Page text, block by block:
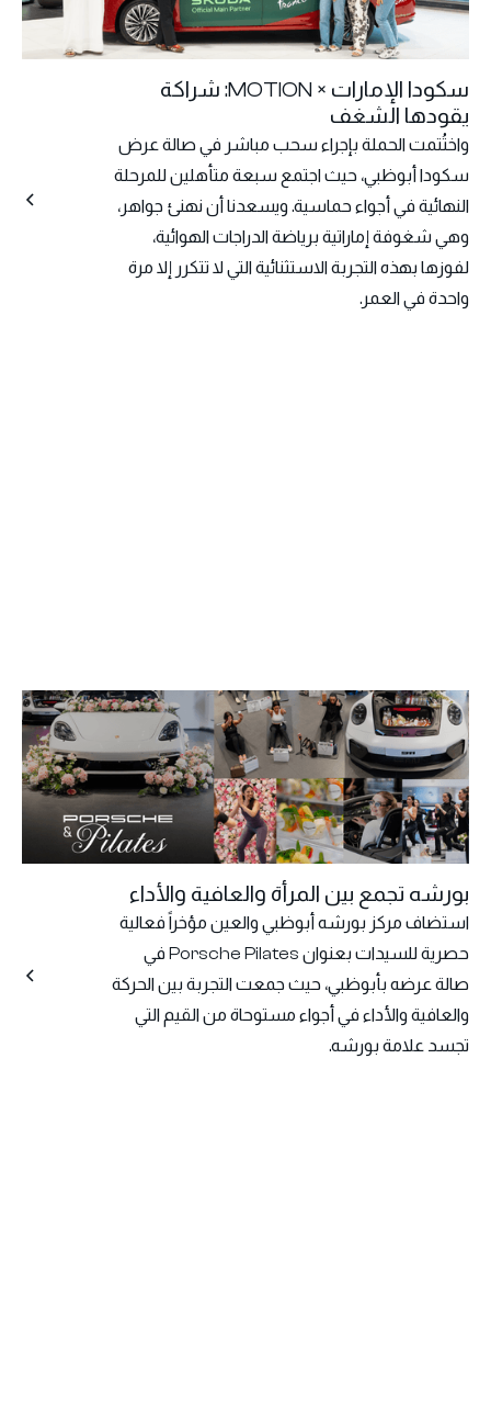
سكودا الإمارات × MOTION: شراكة
يقودها الشغف
واختُتمت الحملة بإجراء سحب مباشر في صالة عرض
سكودا أبوظبي، حيث اجتمع سبعة متأهلين للمرحلة
النهائية في أجواء حماسية. ويسعدنا أن نهنئ جواهر،
وهي شغوفة إماراتية برياضة الدراجات الهوائية،
لفوزها بهذه التجربة الاستثنائية التي لا تتكرر إلا مرة
واحدة في العمر.
بورشه تجمع بين المرأة والعافية والأداء
استضاف مركز بورشه أبوظبي والعين مؤخراً فعالية
حصرية للسيدات بعنوان Porsche Pilates في
صالة عرضه بأبوظبي، حيث جمعت التجربة بين الحركة
والعافية والأداء في أجواء مستوحاة من القيم التي
تجسد علامة بورشه.